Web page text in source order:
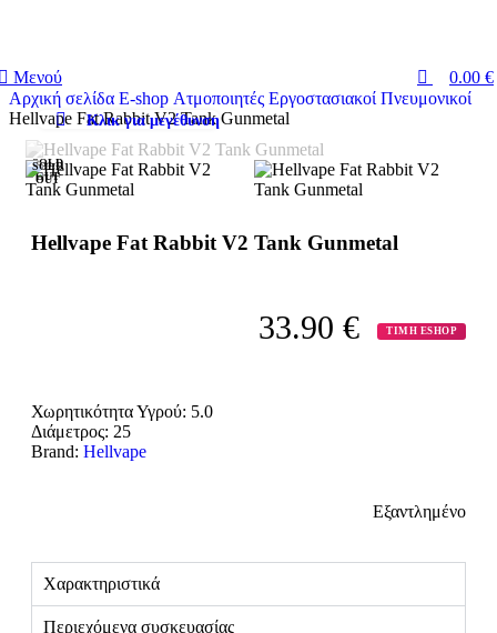
Μενού 0.00 €
Αρχική σελίδα E-shop Ατμοποιητές Εργοστασιακοί Πνευμονικοί
Hellvape Fat Rabbit V2 Tank Gunmetal
SOLD
OUT
SOLD
OUT
Κλικ για μεγέθυνση
Hellvape Fat Rabbit V2 Tank Gunmetal
33.90 € ΤΙΜΗ ESHOP
Χωρητικότητα Υγρού: 5.0
Διάμετρος: 25
Brand: Hellvape
Εξαντλημένο
Χαρακτηριστικά
Περιεχόμενα συσκευασίας